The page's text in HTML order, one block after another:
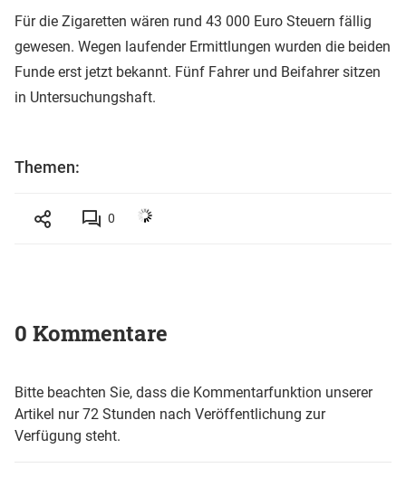
Für die Zigaretten wären rund 43 000 Euro Steuern fällig
gewesen. Wegen laufender Ermittlungen wurden die beiden
Funde erst jetzt bekannt. Fünf Fahrer und Beifahrer sitzen
in Untersuchungshaft.
Themen:
0
0 Kommentare
Bitte beachten Sie, dass die Kommentarfunktion unserer
Artikel nur 72 Stunden nach Veröffentlichung zur
Verfügung steht.